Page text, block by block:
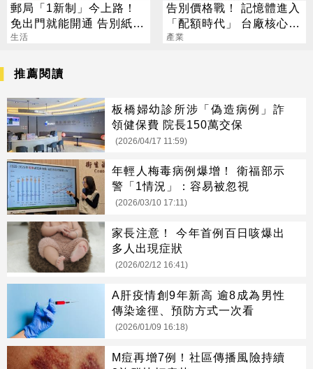
郵局「1新制」今上路！
免出門就能開通 告別紙本
不用跑臨櫃
生活
告別價格戰！ 記憶體進入
「配額時代」 台廠核心指
標一次看
產業
推薦閱讀
板橋婦幼診所涉「偽造病例」詐
領健保費 院長150萬交保
(2026/04/17 11:59)
年輕人梅毒病例爆增！ 衛福部示
警「1情況」：容易被忽視
(2026/03/10 17:11)
家長注意！ 今年首例百日咳爆出
多人出現症狀
(2026/02/12 16:41)
A肝疫情創9年新高 逾8成為男性
傳染途徑、預防方式一次看
(2026/01/09 16:18)
M痘再增7例！社區傳播風險持續